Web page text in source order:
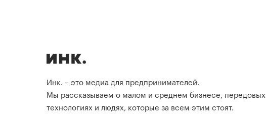
Инк. – это медиа для предпринимателей.
Мы рассказываем о малом и среднем бизнесе, передовых
технологиях и людях, которые за всем этим стоят.